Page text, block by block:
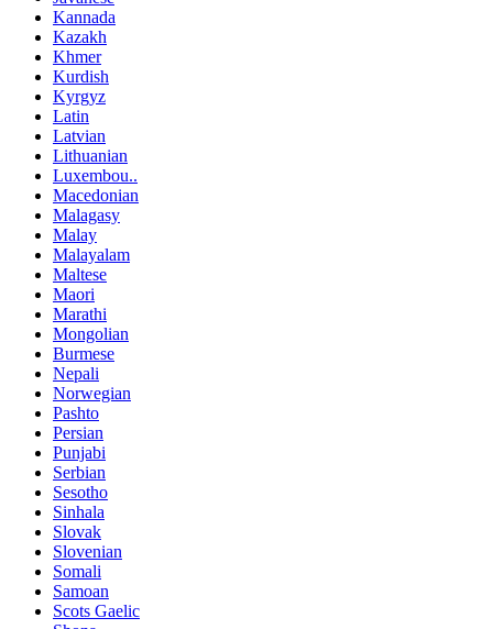
Kannada
Kazakh
Khmer
Kurdish
Kyrgyz
Latin
Latvian
Lithuanian
Luxembou..
Macedonian
Malagasy
Malay
Malayalam
Maltese
Maori
Marathi
Mongolian
Burmese
Nepali
Norwegian
Pashto
Persian
Punjabi
Serbian
Sesotho
Sinhala
Slovak
Slovenian
Somali
Samoan
Scots Gaelic